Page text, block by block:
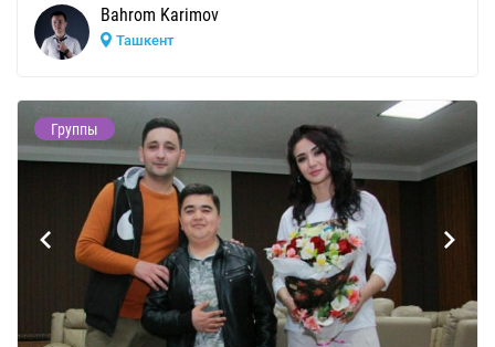
Bahrom Karimov
Ташкент
Группы